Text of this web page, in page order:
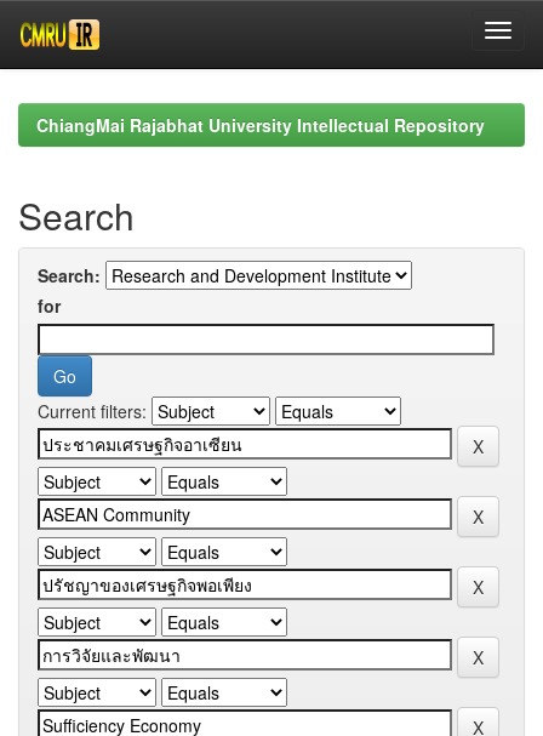
navigationChiangMai Rajabhat University Intellectual Repository
Search
Search:
for
Current filters: